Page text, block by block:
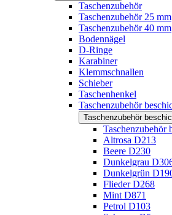
Taschenzubehör
Taschenzubehör 25 mm
Taschenzubehör 40 mm
Bodennägel
D-Ringe
Karabiner
Klemmschnallen
Schieber
Taschenhenkel
Taschenzubehör
Taschenzubehör
Taschenzubehör
Altrosa D213
Beere D230
Dunkelgrau
Dunkelgrün
Flieder D268
Mint D871
Petrol D103